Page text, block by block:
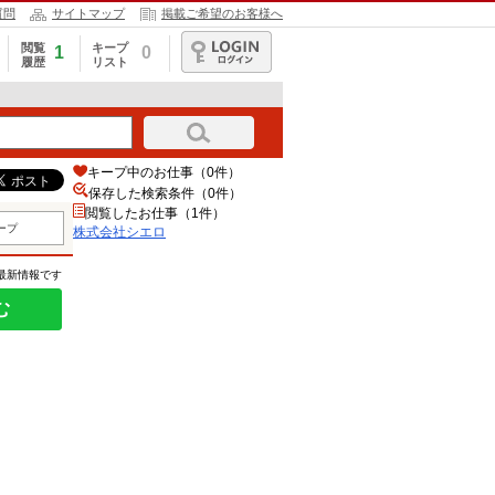
問 サイトマップ 掲載ご希望のお客様へ
閲覧
履歴
1
キープ
リスト
0
ログイン
プ
新情報です
キープ中のお仕事（0件）
保存した検索条件（0件）
閲覧したお仕事（1件）
株式会社シエロ